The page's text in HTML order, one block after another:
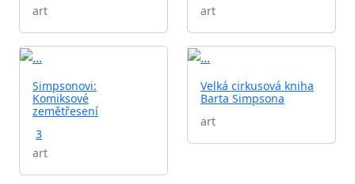
art
art
Simpsonovi:
Komiksové
zemětřesení
3
art
Velká cirkusová kniha
Barta Simpsona
art